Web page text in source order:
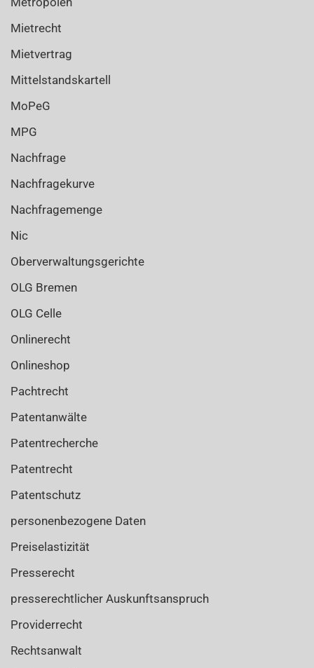
Mietrecht
Mietvertrag
Mittelstandskartell
MoPeG
MPG
Nachfrage
Nachfragekurve
Nachfragemenge
Nic
Oberverwaltungsgerichte
OLG Bremen
OLG Celle
Onlinerecht
Onlineshop
Pachtrecht
Patentanwälte
Patentrecherche
Patentrecht
Patentschutz
personenbezogene Daten
Preiselastizität
Presserecht
presserechtlicher Auskunftsanspruch
Providerrecht
Rechtsanwalt